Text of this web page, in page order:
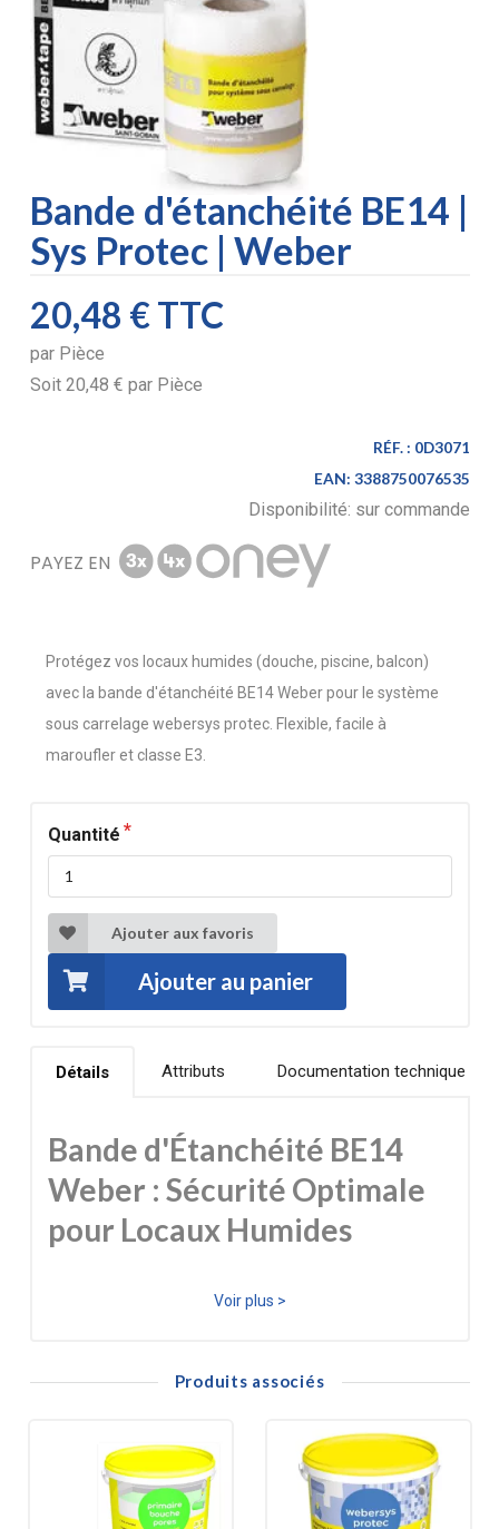
Bande d'étanchéité BE14 |
Sys Protec | Weber
20,48 €TTC
par Pièce
Soit 20,48 € par Pièce
RÉF. : 0D3071
EAN: 3388750076535
Disponibilité: sur commande
PAYEZ EN
Protégez vos locaux humides (douche, piscine, balcon)
avec la bande d'étanchéité BE14 Weber pour le système
sous carrelage webersys protec. Flexible, facile à
maroufler et classe E3.
Quantité
Ajouter aux favoris
Ajouter au panier
Détails Attributs Documentation technique
Bande d'Étanchéité BE14
Weber : Sécurité Optimale
pour Locaux Humides
Le choix d'une étanchéité fiable est crucial pour la
système webersys protec, est la garantie d'une
environnements les plus exigeants. Elle est l'élément
indispensable pour réaliser une S.P.E.C. (Système de
Protection à l’Eau sous Carrelage) conforme aux normes.
Voir plus >
Produits associés